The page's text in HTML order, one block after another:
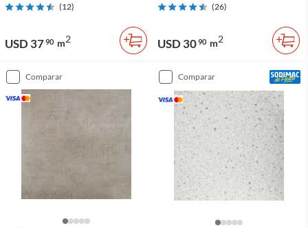
(12)
USD 3790 m2
(26)
USD 3090 m2
comparar comparar